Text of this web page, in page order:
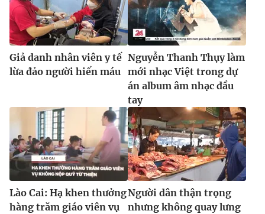
Giả danh nhân viên y tế
lừa đảo người hiến máu
Nguyễn Thanh Thụy làm
mới nhạc Việt trong dự
án album âm nhạc đầu
tay
Lào Cai: Hạ khen thưởng
hàng trăm giáo viên vụ
Người dân thận trọng
nhưng không quay lưng